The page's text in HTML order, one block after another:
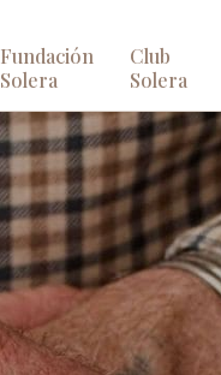
Fundación
Solera
Club
Solera